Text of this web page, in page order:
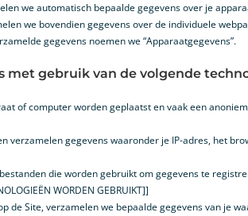
we automatisch bepaalde gegevens over je
we bovendien gegevens over de individuele
gegevens noemen we “Apparaatgegevens”.
met gebruik van de volgende
of computer worden geplaatst en vaak een
verzamelen gegevens waaronder je IP-adres, het
bestanden die worden gebruikt om gegevens te
WORDEN GEBRUIKT]]
de Site, verzamelen we bepaalde gegevens van je